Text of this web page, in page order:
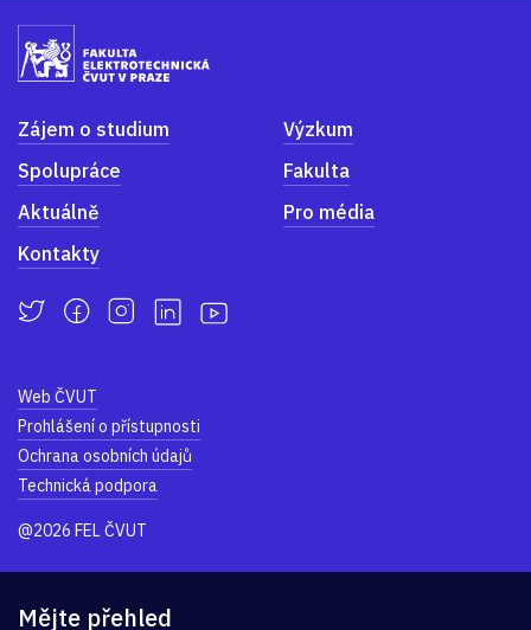
Zájem o studium
Výzkum
Spolupráce
Fakulta
Aktuálně
Pro média
Kontakty
Web ČVUT
Prohlášení o přístupnosti
Ochrana osobních údajů
Technická podpora
@2026 FEL ČVUT
Mějte přehled